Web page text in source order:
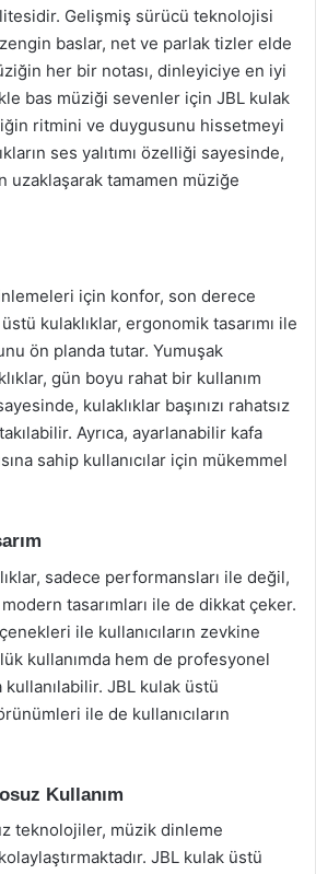
Gelişmiş sürücü teknolojisi
baslar, net ve parlak tizler elde
her bir notası, dinleyiciye en iyi
bas müziği sevenler için JBL kulak
ritmini ve duygusunu hissetmeyi
ses yalıtımı özelliği sayesinde,
uzaklaşarak tamamen müziğe
için konfor, son derece
kulaklıklar, ergonomik tasarımı ile
ön planda tutar. Yumuşak
gün boyu rahat bir kullanım
kulaklıklar başınızı rahatsız
Ayrıca, ayarlanabilir kafa
sahip kullanıcılar için mükemmel
sadece performansları ile değil,
modern tasarımları ile de dikkat çeker.
ile kullanıcıların zevkine
kullanımda hem de profesyonel
JBL kulak üstü
ile de kullanıcıların
Kullanım
teknolojiler, müzik dinleme
JBL kulak üstü